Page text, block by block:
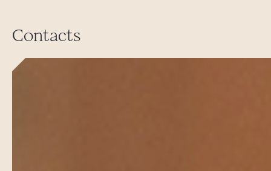
Contacts